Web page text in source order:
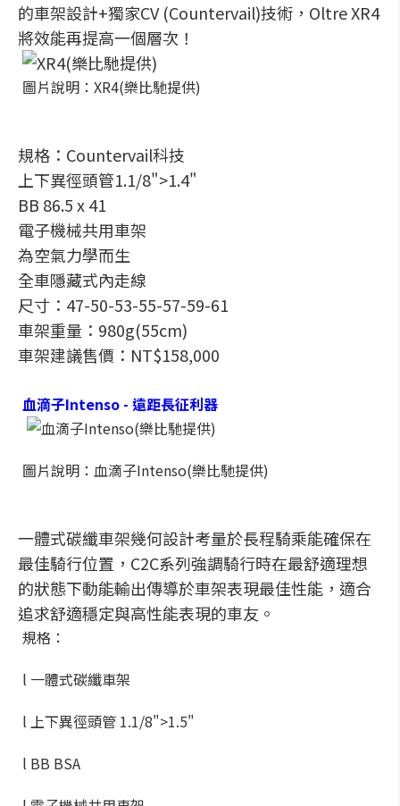
的車架設計+獨家CV (Countervail)技術，Oltre XR4
將效能再提高一個層次！
圖片說明：XR4(樂比馳提供)
規格：Countervail科技
上下異徑頭管1.1/8">1.4"
BB 86.5 x 41
電子機械共用車架
為空氣力學而生
全車隱藏式內走線
尺寸：47-50-53-55-57-59-61
車架重量：980g(55cm)
車架建議售價：NT$158,000
血滴子Intenso - 遠距長征利器
圖片說明：血滴子Intenso(樂比馳提供)
一體式碳纖車架幾何設計考量於長程騎乘能確保在
最佳騎行位置，C2C系列強調騎行時在最舒適理想
的狀態下動能輸出傳導於車架表現最佳性能，適合
追求舒適穩定與高性能表現的車友。
規格：
l 一體式碳纖車架
l 上下異徑頭管 1.1/8">1.5"
l BB BSA